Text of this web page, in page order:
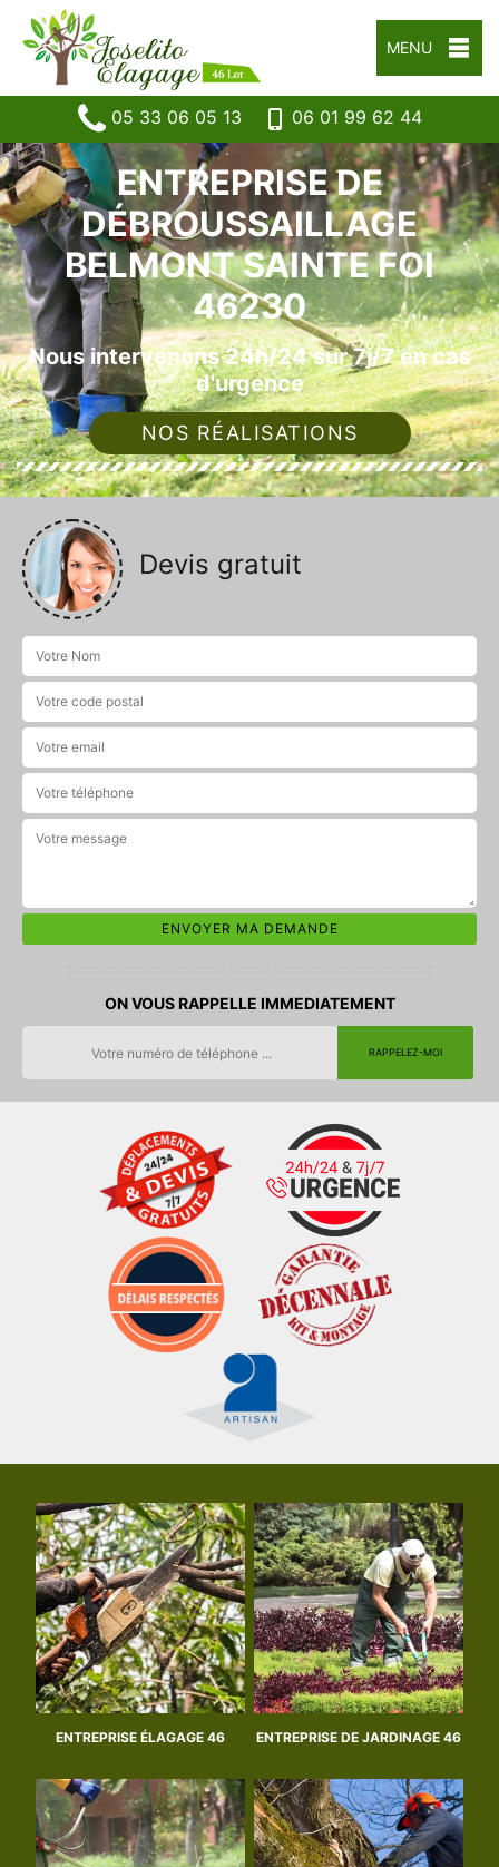
MENU
05 33 06 05 13 06 01 99 62 44
ENTREPRISE DE
DÉBROUSSAILLAGE
BELMONT SAINTE FOI
46230
Nous intervenons 24h/24 sur 7j/7 en cas
d'urgence
NOS RÉALISATIONS
Devis gratuit
ON VOUS RAPPELLE IMMEDIATEMENT
ENTREPRISE ÉLAGAGE 46 ENTREPRISE DE JARDINAGE 46